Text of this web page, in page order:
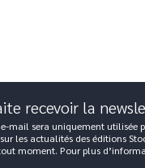
recevoir la
e-mail sera uniquement utilisée
les actualités des éditions
moment. Pour plus